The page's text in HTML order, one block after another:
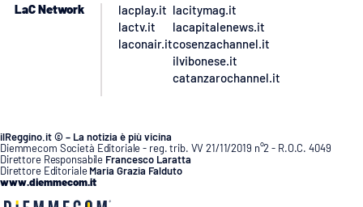
LaC Network
lacplay.it
lactv.it
laconair.it
lacitymag.it
lacapitalenews.it
cosenzachannel.it
ilvibonese.it
catanzarochannel.it
ilReggino.it © – La notizia è più vicina
Diemmecom Società Editoriale - reg. trib. VV 21/11/2019 n°2 - R.O.C. 4049
Direttore Responsabile Francesco Laratta
Direttore Editoriale Maria Grazia Falduto
www.diemmecom.it